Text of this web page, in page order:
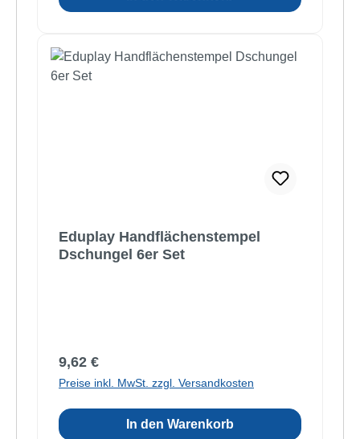
Eduplay Handflächenstempel
Dschungel 6er Set
Regulärer Preis:
9,62 €
Preise inkl. MwSt. zzgl. Versandkosten
In den Warenkorb